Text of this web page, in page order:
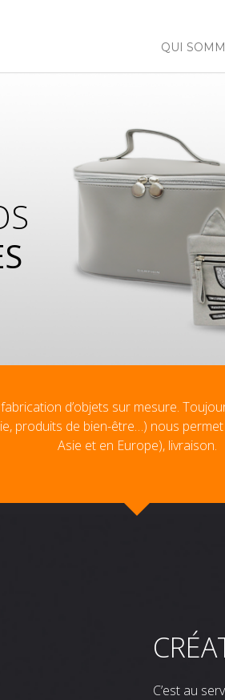
QUI
d’objets sur mesure.
produits de bien-être…) nous
Asie et en Europe), livraison.
C’est au